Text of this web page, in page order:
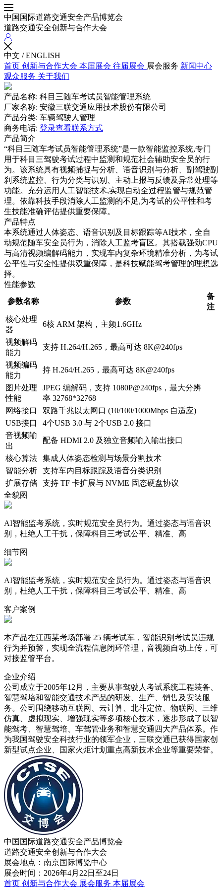
中国国际道路交通安全产品博览会
道路交通安全创新与合作大会
中文 / ENGLISH
首页 创新与合作大会 本届展会 往届展会 展会服务 新闻中心
观众服务 关于我们
产品名称: 科目三随车考试员智能管理系统
厂家名称: 安徽三联交通应用技术股份有限公司
产品分类: 车辆驾驶人管理
商务电话: 登录查看联系方式
产品简介
“科目三随车考试员智能管理系统”是一款智能监控系统,专门
用于科目三驾驶考试过程中监测和规范社会辅助安全员的行
为。该系统具有视频捕捉与分析、语音识别与分析、副驾驶副
刹系统监控、行为分类与识别、主动上报与反馈及异常处理等
功能。充分运用人工智能技术,实现自动全过程监管与规范管
理。依靠科技手段消除人工监测的不足,为考试的公平性和考
生技能准确评估提供重要保障。
产品特点
本系统通过人体姿态、语音识别及目标跟踪等AI技术，全自
动规范随车安全员行为，消除人工监考盲区。其搭载强劲CPU
与高清视频编解码能力，实现车内复杂环境精准分析，为考试
公平性与安全性提供双重保障，是科技赋能驾考管理的理想选
择。
性能参数
参数名称
参数
备
注
核心处理
器
6核 ARM 架构，主频1.6GHz
视频解码
能力
支持 H.264/H.265，最高可达 8K@240fps
视频编码
能力
持 H.264/H.265，最高可达 8K@240fps
图片处理
性能
JPEG 编解码，支持 1080P@240fps，最大分辨
率 32768*32768
网络接口
双路千兆以太网口 (10/100/1000Mbps 自适应)
USB接口
4个USB 3.0 与 2个USB 2.0 接口
音视频输
出
配备 HDMI 2.0 及独立音频输入输出接口
核心算法
集成人体姿态检测与场景分割技术
智能分析
支持车内目标跟踪及语音分类识别
扩展存储
支持 TF 卡扩展与 NVME 固态硬盘协议
全貌图
AI智能监考系统，实时规范安全员行为。通过姿态与语音识
别，杜绝人工干扰，保障科目三考试公平、精准、高
细节图
AI智能监考系统，实时规范安全员行为。通过姿态与语音识
别，杜绝人工干扰，保障科目三考试公平、精准、高
客户案例
本产品在江西某考场部署 25 辆考试车，智能识别考试员违规
行为并预警，实现全流程信息闭环管理，音视频自动上传，可
对接监管平台。
企业介绍
公司成立于2005年12月，主要从事驾驶人考试系统工程装备、
智慧驾培和智能交通技术产品的研发、生产、销售及安装服
务。公司围绕移动互联网、云计算、北斗定位、物联网、三维
仿真、虚拟现实、增强现实等多项核心技术，逐步形成了以智
能驾考、智慧驾培、车驾管业务和智慧交通四大产品体系。作
为我国驾驶安全科技行业的领军企业，三联交通已获得国家创
新型试点企业、国家火炬计划重点高新技术企业等重要荣誉。
中国国际道路交通安全产品博览会
道路交通安全创新与合作大会
展会地点：南京国际博览中心
展会时间：2026年4月22日至24日
首页 创新与合作大会 展会服务 本届展会